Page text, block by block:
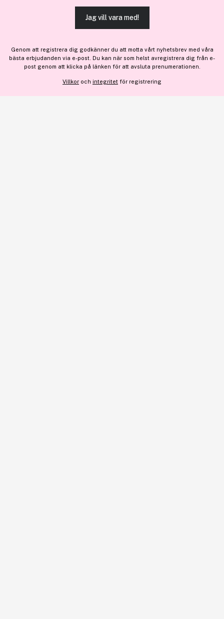
TILLÅT ALLA COOKIES
VISA DETALJER
Jag vill vara med!
Genom att registrera dig godkänner du att motta vårt nyhetsbrev med våra
bästa erbjudanden via e-post. Du kan när som helst avregistrera dig från e-
post genom att klicka på länken för att avsluta prenumerationen.
Villkor och integritet för registrering